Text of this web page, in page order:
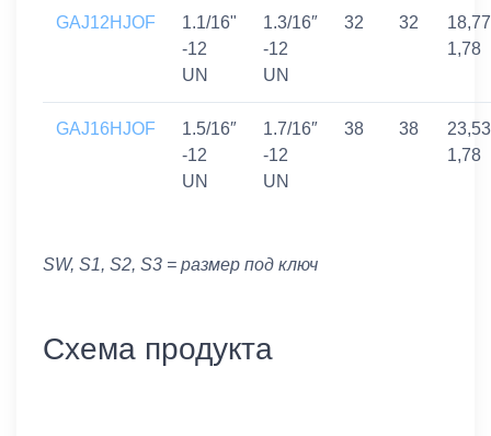
GAJ12HJOF
1.1/16"
-12
UN
1.3/16″
-12
UN
32 32
1,78
GAJ16HJOF
1.5/16″
-12
UN
1.7/16″
-12
UN
38 38
1,78
SW, S1, S2, S3 = размер под ключ
Схема продукта